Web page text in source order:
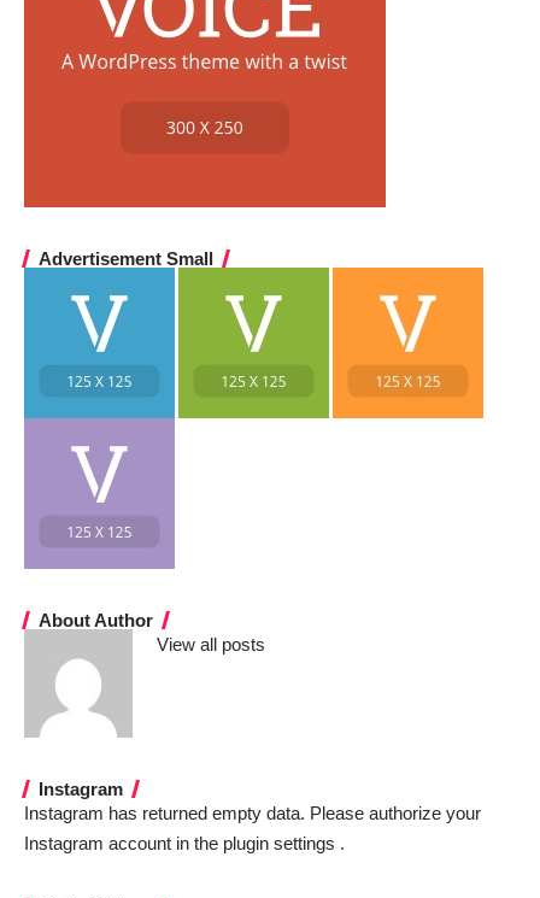
Advertisement Small
About Author
View all posts
Instagram
Instagram has returned empty data. Please authorize your
Instagram account in the plugin settings .